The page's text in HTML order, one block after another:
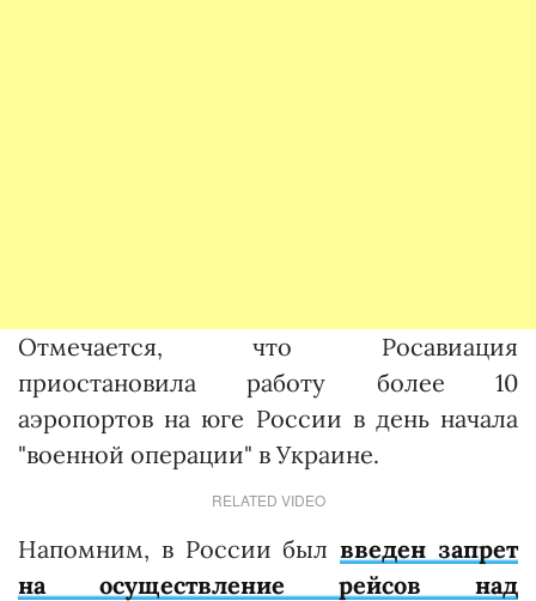
Отмечается, что Росавиация
приостановила работу более 10
аэропортов на юге России в день начала
"военной операции" в Украине.
RELATED VIDEO
Напомним, в России былвведен запрет
на осуществление рейсов над